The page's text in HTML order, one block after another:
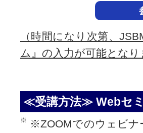
（時間になり次第、
ム』の入力が可能となり
≪受講方法≫ Webセ
※ZOOMでのウェビナ